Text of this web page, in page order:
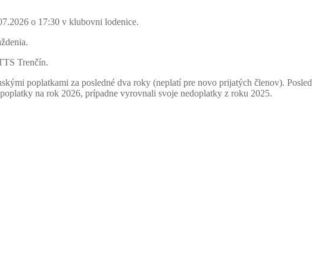
o 17:30 v klubovni lodenice.
Trenčín.
poplatkami za posledné dva roky (neplatí pre novo prijatých členov).
na rok 2026, prípadne vyrovnali svoje nedoplatky z roku 2025.